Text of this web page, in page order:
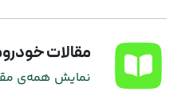
مقالات
نمایش همه‌ی